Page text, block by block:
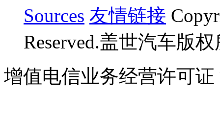
Sources 友情链接
Reserved.盖世汽车版
增值电信业务经营许可证